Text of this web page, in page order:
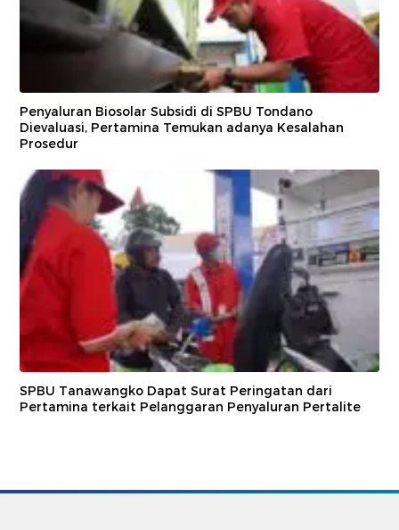
Penyaluran Biosolar Subsidi di SPBU Tondano
Dievaluasi, Pertamina Temukan adanya Kesalahan
Prosedur
SPBU Tanawangko Dapat Surat Peringatan dari
Pertamina terkait Pelanggaran Penyaluran Pertalite